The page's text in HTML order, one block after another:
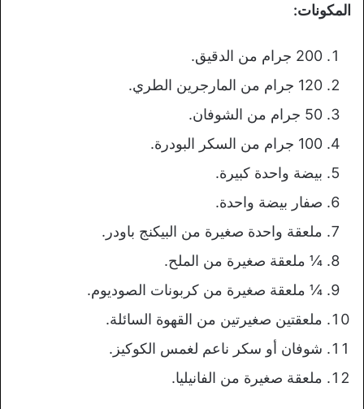
المكونات:
200 جرام من الدقيق.
120 جرام من المارجرين الطري.
50 جرام من الشوفان.
100 جرام من السكر البودرة.
بيضة واحدة كبيرة.
صفار بيضة واحدة.
ملعقة واحدة صغيرة من البيكنج باودر.
¼ ملعقة صغيرة من الملح.
¼ ملعقة صغيرة من كربونات الصوديوم.
ملعقتين صغيرتين من القهوة السائلة.
شوفان أو سكر ناعم لغمس الكوكيز.
ملعقة صغيرة من الفانيليا.